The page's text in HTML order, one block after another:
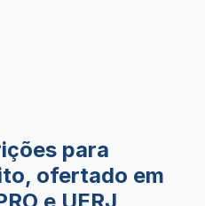
para
ofertado em